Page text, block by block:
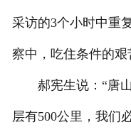
采访的3个小时中重
察中，吃住条件的艰
郝宪生说：“唐山
层有500公里，我们